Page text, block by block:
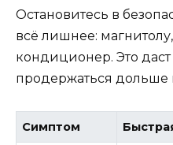
Остановитесь в
всё лишнее:
кондиционер. Это
продержаться дольше
Симптом